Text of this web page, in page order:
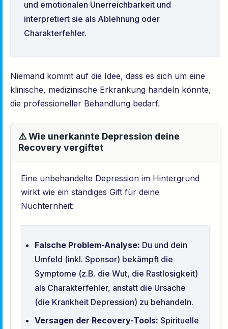
und emotionalen Unerreichbarkeit und
interpretiert sie als Ablehnung oder
Charakterfehler.
Niemand kommt auf die Idee, dass es sich um eine
klinische, medizinische Erkrankung handeln könnte,
die professioneller Behandlung bedarf.
⚠️ Wie unerkannte Depression deine
Recovery vergiftet
Eine unbehandelte Depression im Hintergrund
wirkt wie ein ständiges Gift für deine
Nüchternheit:
Falsche Problem-Analyse: Du und dein
Umfeld (inkl. Sponsor) bekämpft die
Symptome (z.B. die Wut, die Rastlosigkeit)
als Charakterfehler, anstatt die Ursache
(die Krankheit Depression) zu behandeln.
Versagen der Recovery-Tools: Spirituelle